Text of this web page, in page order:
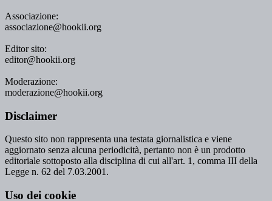
Associazione:
associazione@hookii.org
Editor sito:
editor@hookii.org
Moderazione:
moderazione@hookii.org
Disclaimer
Questo sito non rappresenta una testata giornalistica e viene
aggiornato senza alcuna periodicità, pertanto non è un prodotto
editoriale sottoposto alla disciplina di cui all'art. 1, comma III della
Legge n. 62 del 7.03.2001.
Uso dei cookie